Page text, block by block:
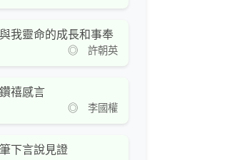
我靈命的成長和事奉
◎ 許朝英
禧感言
◎ 李國權
下言說見證